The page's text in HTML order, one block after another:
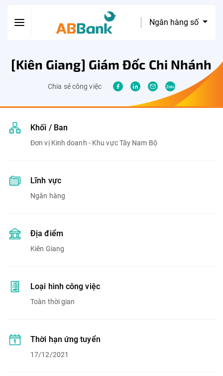
Ngân hàng số
[Kiên Giang] Giám Đốc Chi Nhánh
Chia sẻ công việc
Khối / Ban
Đơn vị Kinh doanh - Khu vực Tây Nam Bộ
Lĩnh vực
Ngân hàng
Địa điểm
Kiên Giang
Loại hình công việc
Toàn thời gian
Thời hạn ứng tuyển
17/12/2021